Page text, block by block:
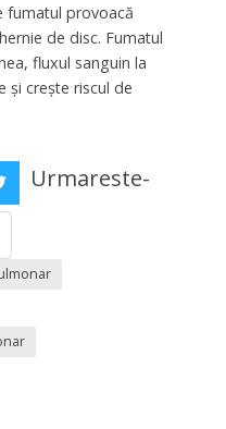
fumatul provoacă
de disc. Fumatul
fluxul sanguin la
și crește riscul de
Urmareste-